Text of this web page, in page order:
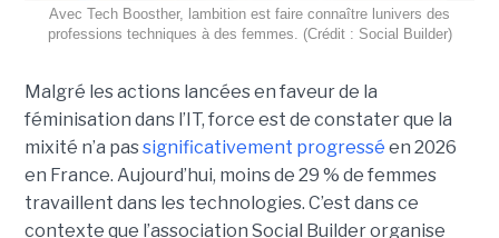
Avec Tech Boosther, lambition est faire connaître lunivers des
professions techniques à des femmes. (Crédit : Social Builder)
Malgré les actions lancées en faveur de la
féminisation dans l’IT, force est de constater que la
mixité n’a passignificativement progressé en 2026
en France. Aujourd’hui, moins de 29 % de femmes
travaillent dans les technologies. C’est dans ce
contexte que l’association Social Builder organise